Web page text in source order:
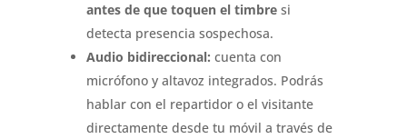
antes de que toquen el timbresi
detecta presencia sospechosa.
Audio bidireccional: cuenta con
micrófono y altavoz integrados. Podrás
hablar con el repartidor o el visitante
directamente desde tu móvil a través de